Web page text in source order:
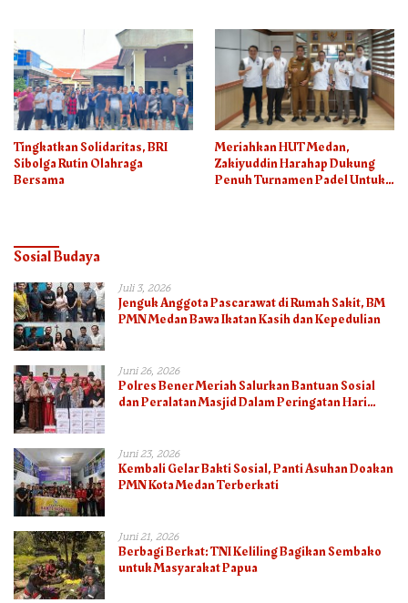
Tingkatkan Solidaritas, BRI
Sibolga Rutin Olahraga
Bersama
Meriahkan HUT Medan,
Zakiyuddin Harahap Dukung
Penuh Turnamen Padel Untuk
Sosial Budaya
Juli 3, 2026
Jenguk Anggota Pascarawat di Rumah Sakit, BM
PMN Medan Bawa Ikatan Kasih dan Kepedulian
Juni 26, 2026
Polres Bener Meriah Salurkan Bantuan Sosial
dan Peralatan Masjid Dalam Peringatan Hari
Juni 23, 2026
Kembali Gelar Bakti Sosial, Panti Asuhan Doakan
PMN Kota Medan Terberkati
Juni 21, 2026
Berbagi Berkat: TNI Keliling Bagikan Sembako
untuk Masyarakat Papua